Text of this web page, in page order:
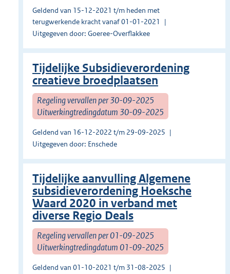
Geldend van 15-12-2021 t/m heden met
terugwerkende kracht vanaf 01-01-2021
Uitgegeven door: Goeree-Overflakkee
Tijdelijke Subsidieverordening
creatieve broedplaatsen
Regeling vervallen per 30-09-2025
Uitwerkingtredingdatum 30-09-2025
Geldend van 16-12-2022 t/m 29-09-2025
Uitgegeven door: Enschede
Tijdelijke aanvulling Algemene
subsidieverordening Hoeksche
Waard 2020 in verband met
diverse Regio Deals
Regeling vervallen per 01-09-2025
Uitwerkingtredingdatum 01-09-2025
Geldend van 01-10-2021 t/m 31-08-2025